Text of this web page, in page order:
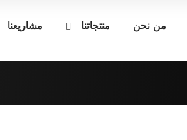
من نحن منتجاتنا مشاريعنا